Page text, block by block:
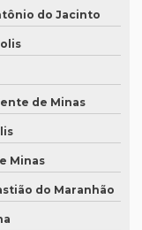
do Jacinto
de Minas
Minas
do Maranhão